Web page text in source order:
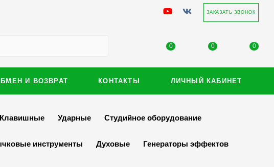
ЗАКАЗАТЬ ЗВОНОК
0 0 0
И ВОЗВРАТ КОНТАКТЫ ЛИЧНЫЙ КАБИНЕТ
Клавишные Ударные Студийное оборудование
инструменты Духовые Генераторы эффектов